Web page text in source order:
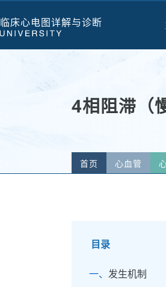
临床心电图详解与诊断
4相阻滞（
首页 心血管
目录
发生机制